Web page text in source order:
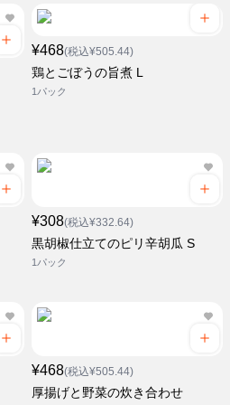
¥468(税込¥505.44)
鶏とごぼうの旨煮 L
1パック
¥308(税込¥332.64)
黒胡椒仕立てのピリ辛胡瓜 S
1パック
¥468(税込¥505.44)
厚揚げと野菜の炊き合わせ